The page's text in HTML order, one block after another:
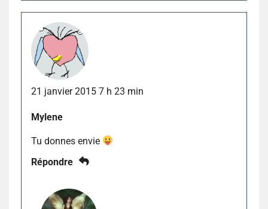
21 janvier 2015 7 h 23 min
Mylene
Tu donnes envie
Répondre